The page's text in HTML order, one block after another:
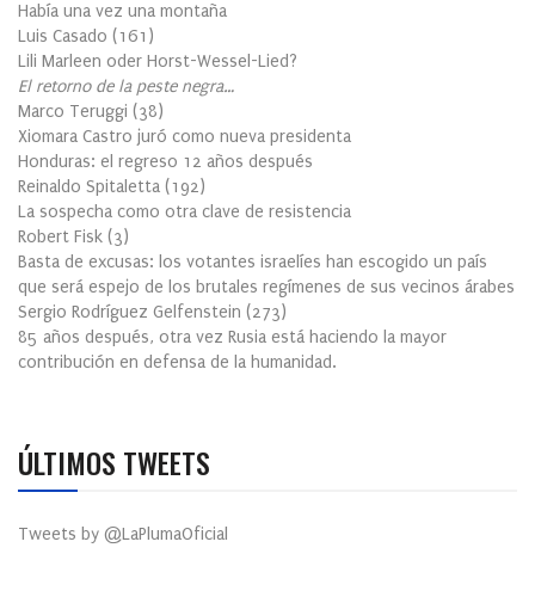
Había una vez una montaña
Luis Casado (161 )
Lili Marleen oder Horst-Wessel-Lied?
El retorno de la peste negra…
Marco Teruggi (38)
Xiomara Castro juró como nueva presidenta
Honduras: el regreso 12 años después
Reinaldo Spitaletta (192)
La sospecha como otra clave de resistencia
Robert Fisk (3)
Basta de excusas: los votantes israelíes han escogido un país
que será espejo de los brutales regímenes de sus vecinos árabes
Sergio Rodríguez Gelfenstein (273)
85 años después, otra vez Rusia está haciendo la mayor
contribución en defensa de la humanidad.
ÚLTIMOS TWEETS
Tweets by @LaPlumaOficial